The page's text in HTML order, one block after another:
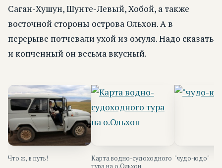
Саган-Хушун, Шунте-Левый, Хобой, а также
восточной стороны острова Ольхон. А в
перерыве потчевали ухой из омуля. Надо сказать
и копченный он весьма вкусный.
Что ж, в путь!
Карта водно-судоходного
тура на о.Ольхон
"чудо-юдо"